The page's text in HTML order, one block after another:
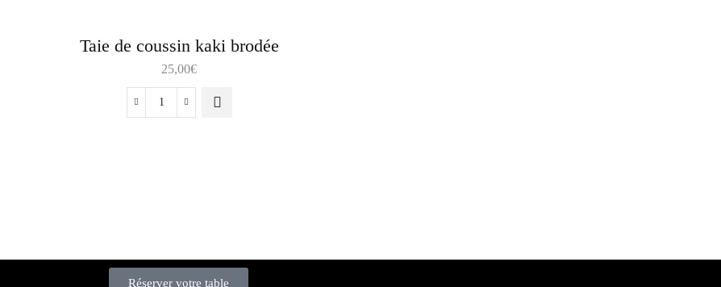
Taie de coussin kaki brodée
25,00€
Réserver votre table